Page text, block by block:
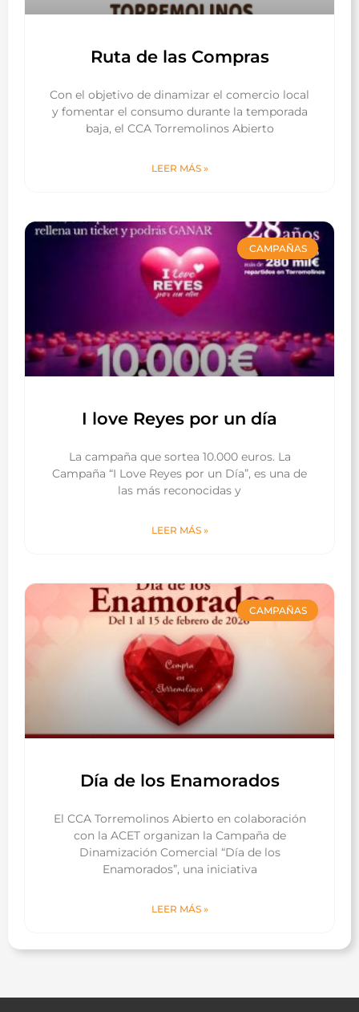
Ruta de las Compras
Con el objetivo de dinamizar el comercio local
y fomentar el consumo durante la temporada
baja, el CCA Torremolinos Abierto
LEER MÁS »
CAMPAÑAS
I love Reyes por un día
La campaña que sortea 10.000 euros. La
Campaña “I Love Reyes por un Día”, es una de
las más reconocidas y
LEER MÁS »
CAMPAÑAS
Día de los Enamorados
El CCA Torremolinos Abierto en colaboración
con la ACET organizan la Campaña de
Dinamización Comercial “Día de los
Enamorados”, una iniciativa
LEER MÁS »